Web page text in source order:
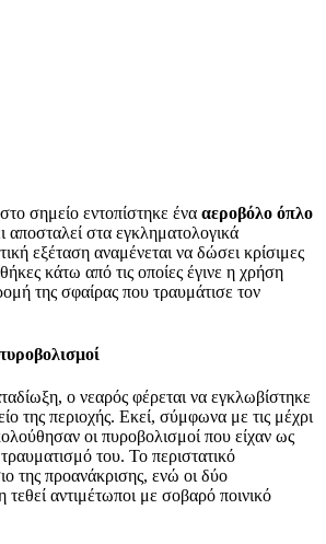
σημείο εντοπίστηκε ένα αεροβόλο όπλο
αποσταλεί στα εγκληματολογικά
εξέταση αναμένεται να δώσει κρίσιμες
κάτω από τις οποίες έγινε η χρήση
της σφαίρας που τραυμάτισε τον
ο νεαρός φέρεται να εγκλωβίστηκε
της περιοχής. Εκεί, σύμφωνα με τις μέχρι
οι πυροβολισμοί που είχαν ως
του. Το περιστατικό
της προανάκρισης, ενώ οι δύο
τεθεί αντιμέτωποι με σοβαρό ποινικό